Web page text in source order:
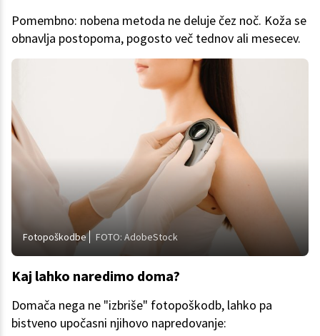
Pomembno: nobena metoda ne deluje čez noč. Koža se
obnavlja postopoma, pogosto več tednov ali mesecev.
Fotopoškodbe FOTO: AdobeStock
Kaj lahko naredimo doma?
Domača nega ne "izbriše" fotopoškodb, lahko pa
bistveno upočasni njihovo napredovanje: